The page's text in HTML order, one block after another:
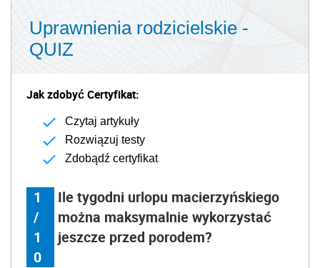
Uprawnienia rodzicielskie -
QUIZ
Jak zdobyć Certyfikat:
Czytaj artykuły
Rozwiązuj testy
Zdobądź certyfikat
1
/
1
0
Ile tygodni urlopu macierzyńskiego
można maksymalnie wykorzystać
jeszcze przed porodem?